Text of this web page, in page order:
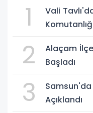
1
Vali
2
Alaçam
Başladı
3
Samsun'da
Açıklandı